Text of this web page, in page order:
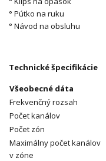
° Pútko na ruku
° Návod na obsluhu
Technické špecifikácie
Všeobecné dáta
Frekvenčný rozsah
Počet kanálov
Počet zón
Maximálny počet kanálov
v zóne